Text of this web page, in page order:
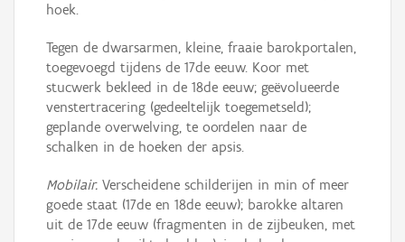
hoek.
Tegen de dwarsarmen, kleine, fraaie barokportalen,
toegevoegd tijdens de 17de eeuw. Koor met
stucwerk bekleed in de 18de eeuw; geëvolueerde
venstertracering (gedeeltelijk toegemetseld);
geplande overwelving, te oordelen naar de
schalken in de hoeken der apsis.
Mobilair. Verscheidene schilderijen in min of meer
goede staat (17de en 18de eeuw); barokke altaren
uit de 17de eeuw (fragmenten in de zijbeuken, met